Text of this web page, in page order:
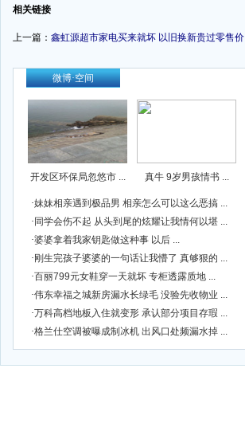
相关链接
上一篇： 鑫虹源超市家电买来就坏 以旧换新贵过零售价